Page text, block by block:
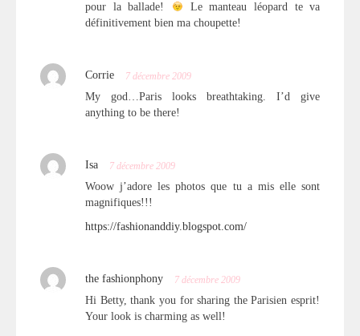
pour la ballade!
Le manteau léopard te va
définitivement bien ma choupette!
Corrie 7 décembre 2009
My god…Paris looks breathtaking. I’d give
anything to be there!
Isa 7 décembre 2009
Woow j’adore les photos que tu a mis elle sont
magnifiques!!!
https://fashionanddiy.blogspot.com/
the fashionphony 7 décembre 2009
Hi Betty, thank you for sharing the Parisien esprit!
Your look is charming as well!